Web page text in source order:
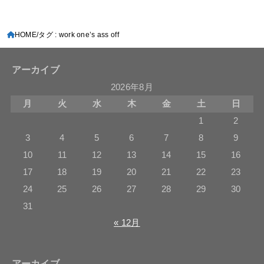
HOME タグ : work one’s ass off
アーカイブ
2026年8月
月
火 水 木 金 土
日
1
2
3
4 5 6 7 8
9
10
11 12 13 14 15
16
17
18 19 20 21 22
23
24
25 26 27 28 29
30
31
« 12月